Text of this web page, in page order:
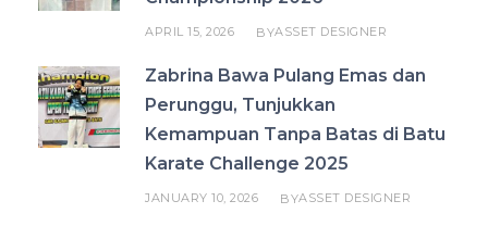
APRIL 15, 2026 BYASSET DESIGNER
Zabrina Bawa Pulang Emas dan
Perunggu, Tunjukkan
Kemampuan Tanpa Batas di Batu
Karate Challenge 2025
JANUARY 10, 2026 BYASSET DESIGNER